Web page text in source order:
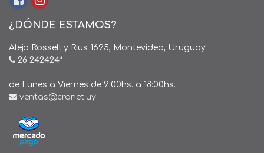
¿DÓNDE ESTAMOS?
Alejo Rossell y Rius 1695, Montevideo, Uruguay
26 242424*
de Lunes a Viernes de 9:00hs. a 18:00hs.
ventas@cronet.uy